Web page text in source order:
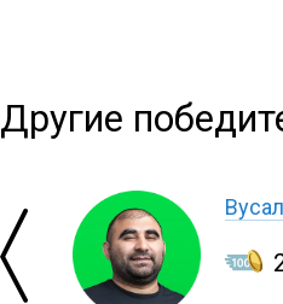
Другие